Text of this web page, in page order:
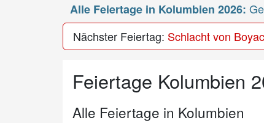
Alle Feiertage in Kolumbien 2026:
Nächster Feiertag: Schlacht von
Feiertage Kolumbien
Alle Feiertage in Kolumbien